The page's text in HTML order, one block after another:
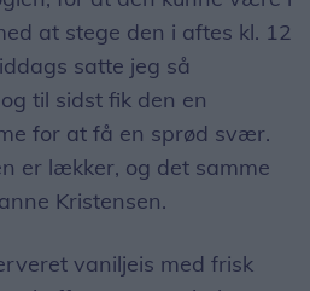
til sidst fik den en
for at få en sprød svær.
er lækker, og det samme
Kristensen.
vaniljeis med frisk